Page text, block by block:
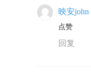
映安john
点赞
回复